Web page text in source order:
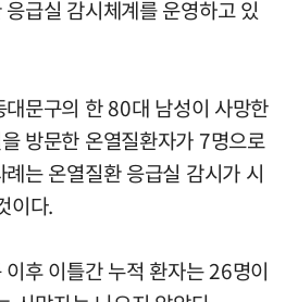
급실 감시체계를 운영하고 있
문구의 한 80대 남성이 사망한
방문한 온열질환자가 7명으로
는 온열질환 응급실 감시가 시
이다.
후 이틀간 누적 환자는 26명이